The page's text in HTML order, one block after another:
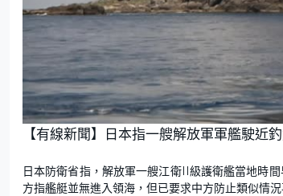
【有線新聞】日本指一艘解放軍軍艦駛近
日本防衛省指，解放軍一艘江衛II級護衛艦當地時
方指艦艇並無進入領海，但已要求中方防止類似情況